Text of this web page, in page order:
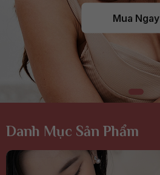
Mua Ngay
Danh Mục Sản Phẩm